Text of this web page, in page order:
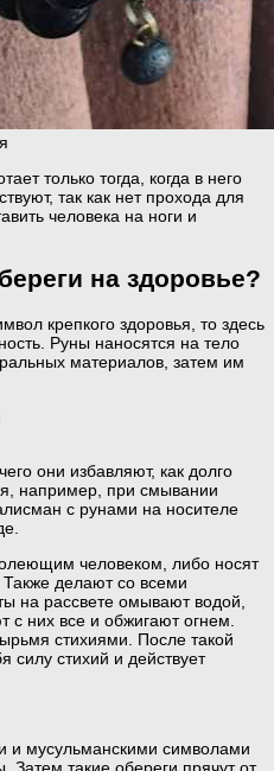
только тогда, когда в него
так как нет прохода для
человека на ноги и
на здоровье?
крепкого здоровья, то здесь
Руны наносятся на тело
материалов, затем им
они избавляют, как долго
например, при смывании
с рунами на носителе
человеком, либо носят
Также делают со всеми
на рассвете омывают водой,
них все и обжигают огнем.
стихиями. После такой
силу стихий и действует
и мусульманскими символами